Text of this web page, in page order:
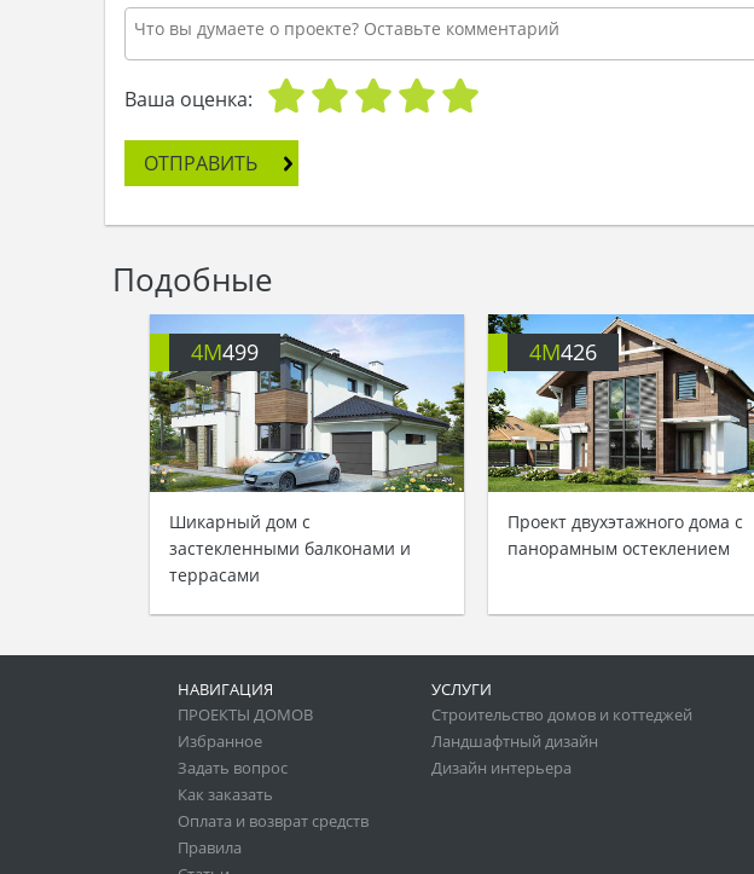
Ваша оценка:
ОТПРАВИТЬ
Подобные
4M499
Шикарный дом с
застекленными балконами и
террасами
4M426
Проект двухэтажного дома с
панорамным остеклением
НАВИГАЦИЯ
ПРОЕКТЫ ДОМОВ
Избранное
Задать вопрос
Как заказать
Оплата и возврат средств
Правила
УСЛУГИ
Строительство домов и коттеджей
Ландшафтный дизайн
Дизайн интерьера